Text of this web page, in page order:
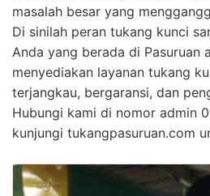
masalah besar yang
Di sinilah peran tukang kunci
Anda yang berada di Pasuruan
menyediakan layanan tukang
terjangkau, bergaransi, dan
Hubungi kami di nomor admin
kunjungi tukangpasuruan.com